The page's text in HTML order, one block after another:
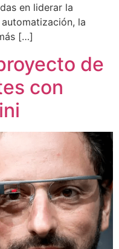
en liderar la
la
[…]
de
con